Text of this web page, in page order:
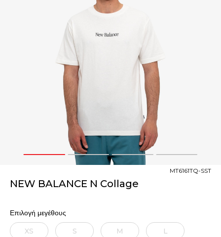
1 2 3 4
NEW BALANCE N Collage
MT6161TQ-SST
Επιλογή μεγέθους
XS S M L